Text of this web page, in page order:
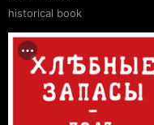
historical book